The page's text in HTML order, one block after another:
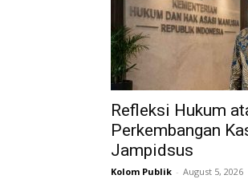
Refleksi Hukum
Perkembangan
Jampidsus
Kolom Publik - August 5, 2026